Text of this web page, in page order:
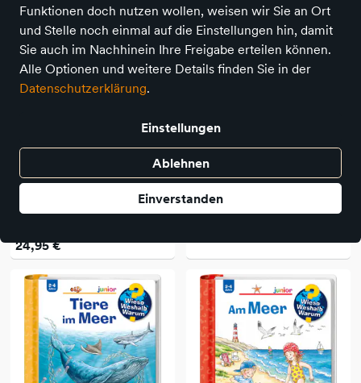
Funktionen doch nutzen wollen, weisen wir Sie an Ort
und Stelle noch einmal auf die Einstellungen hin, damit
Sie auch im Nachhinein Ihre Freigabe erteilen können.
Alle Optionen und weitere Details finden Sie in der
Datenschutzerklärung.
Einstellungen
Ablehnen
Einverstanden
Dorling Kindersley Verlag
24,95 €
Ravensburger
WWW Unser Baby